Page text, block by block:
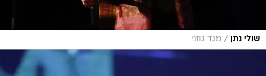
שולי נתן / מגד גוזני